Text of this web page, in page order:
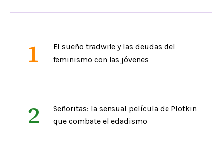
1
El sueño tradwife y las deudas del
feminismo con las jóvenes
2
Señoritas: la sensual película de Plotkin
que combate el edadismo